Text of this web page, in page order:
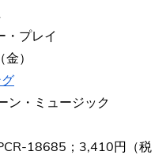
・プレイ
）
ン・ミュージック
18685；3,410円（税